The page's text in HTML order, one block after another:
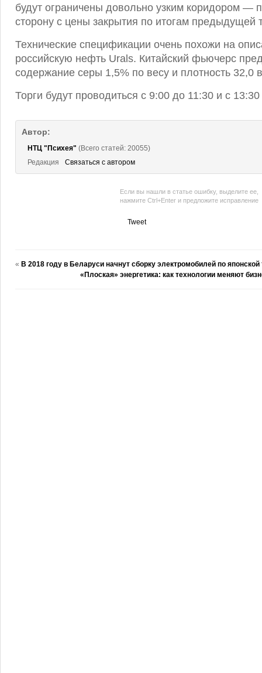
будут ограничены довольно узким коридором —
сторону с цены закрытия по итогам предыдущей
Технические спецификации очень похожи на
российскую нефть Urals. Китайский фьючерс
содержание серы 1,5% по весу и плотность 32,0
Торги будут проводиться с 9:00 до 11:30 и с
Автор:
НТЦ "Психея" (Всего статей: 20055)
Редакция
Связаться с автором
Если вы нашли в статье ошибку, выделите ее,
нажмите Ctrl+Enter и предложите исправление
Tweet
« В 2018 году в Беларуси начнут сборку электромобилей по японской
«Плоская» энергетика: как технологии меняют